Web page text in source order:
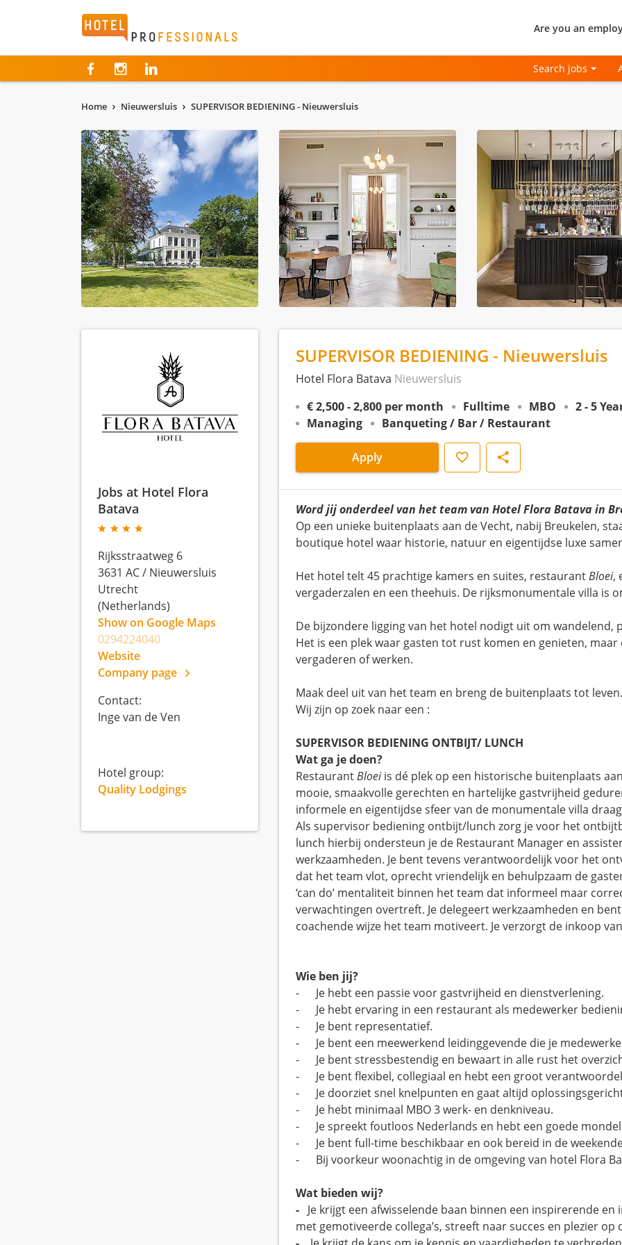
Hotelprofessionals Are you an
Search jobs
Home Nieuwersluis SUPERVISOR BEDIENING - Nieuwersluis
SUPERVISOR BEDIENING - Nieuwersluis
Hotel Flora Batava Nieuwersluis
€ 2,500 - 2,800 per month
Fulltime MBO
2 - 5
Managing
Banqueting / Bar / Restaurant
Apply Save Share
Word jij onderdeel van het team van Hotel Flora Batava in
Op een unieke buitenplaats aan de Vecht, nabij Breukelen,
boutique hotel waar historie, natuur en eigentijdse luxe
Het hotel telt 45 prachtige kamers en suites, restaurantBloei,
vergaderzalen en een theehuis. De rijksmonumentale villa is
De bijzondere ligging van het hotel nodigt uit om
Het is een plek waar gasten tot rust komen en genieten,
vergaderen of werken.
Maak deel uit van het team en breng de buitenplaats tot
Wij zijn op zoek naar een :
SUPERVISOR BEDIENING ONTBIJT/ LUNCH
Wat ga je doen?
RestaurantBloeiis dé plek op een historische buitenplaats
mooie, smaakvolle gerechten en hartelijke gastvrijheid
informele en eigentijdse sfeer van de monumentale villa
Als supervisor bediening ontbijt/lunch zorg je voor het
lunch hierbij ondersteun je de Restaurant Manager en
werkzaamheden. Je bent tevens verantwoordelijk voor het
dat het team vlot, oprecht vriendelijk en behulpzaam de
‘can do’ mentaliteit binnen het team dat informeel maar
verwachtingen overtreft. Je delegeert werkzaamheden en
coachende wijze het team motiveert. Je verzorgt de inkoop
Wie ben jij?
- Je hebt een passie voor gastvrijheid en dienstverlening.
- Je hebt ervaring in een restaurant als medewerker
- Je bent representatief.
- Je bent een meewerkend leidinggevende die je
- Je bent stressbestendig en bewaart in alle rust het
- Je bent flexibel, collegiaal en hebt een groot
- Je doorziet snel knelpunten en gaat altijd
- Je hebt minimaal MBO 3 werk- en denkniveau.
- Je spreekt foutloos Nederlands en hebt een goede
- Je bent full-time beschikbaar en ook bereid in de
- Bij voorkeur woonachtig in de omgeving van hotel Flora
Wat bieden wij?
- Je krijgt een afwisselende baan binnen een inspirerende
met gemotiveerde collega’s, streeft naar succes en plezier op
Jobs at Hotel Flora
Batava
Rijksstraatweg 6
3631 AC/ Nieuwersluis
Utrecht
(Netherlands)
Show on Google Maps
0294224040
Website
Company page
Contact:
Inge van de Ven
Hotel group:
Quality Lodgings